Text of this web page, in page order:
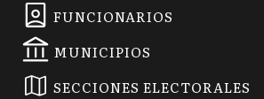
FUNCIONARIOS
MUNICIPIOS
SECCIONES ELECTORALES